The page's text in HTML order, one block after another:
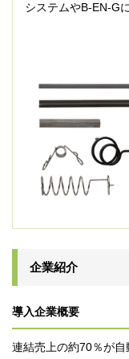
システムやB-EN-G
企業紹介
導入企業概要
連結売上の約70％が自